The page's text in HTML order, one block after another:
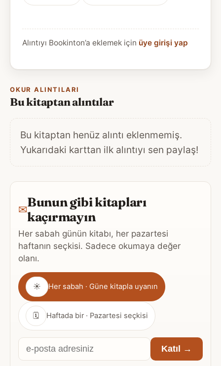
Alıntıyı Bookinton’a eklemek için üye girişi yap
OKUR ALINTILARI
Bu kitaptan alıntılar
Bu kitaptan henüz alıntı eklenmemiş.
Yukarıdaki karttan ilk alıntıyı sen paylaş!
✉Bunun gibi kitapları
kaçırmayın
Her sabah günün kitabı, her pazartesi
haftanın seçkisi. Sadece okumaya değer
olanı.
Gönderim
sıklığı
☀ Her sabah · Güne kitapla uyanın
🗓 Haftada bir · Pazartesi seçkisi
E-
posta
Katıl →